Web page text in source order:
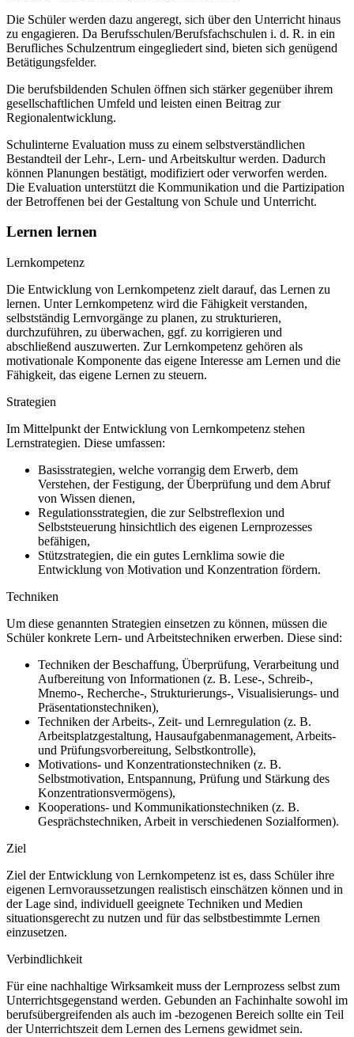
Die Schüler werden dazu angeregt, sich über den Unterricht hinaus
zu engagieren. Da Berufsschulen/Berufsfachschulen i. d. R. in ein
Berufliches Schulzentrum eingegliedert sind, bieten sich genügend
Betätigungsfelder.
Die berufsbildenden Schulen öffnen sich stärker gegenüber ihrem
gesellschaftlichen Umfeld und leisten einen Beitrag zur
Regionalentwicklung.
Schulinterne Evaluation muss zu einem selbstverständlichen
Bestandteil der Lehr-, Lern- und Arbeitskultur werden. Dadurch
können Planungen bestätigt, modifiziert oder verworfen werden.
Die Evaluation unterstützt die Kommunikation und die Partizipation
der Betroffenen bei der Gestaltung von Schule und Unterricht.
Lernen lernen
Lernkompetenz
Die Entwicklung von Lernkompetenz zielt darauf, das Lernen zu
lernen. Unter Lernkompetenz wird die Fähigkeit verstanden,
selbstständig Lernvorgänge zu planen, zu strukturieren,
durchzuführen, zu überwachen, ggf. zu korrigieren und
abschließend auszuwerten. Zur Lernkompetenz gehören als
motivationale Komponente das eigene Interesse am Lernen und die
Fähigkeit, das eigene Lernen zu steuern.
Strategien
Im Mittelpunkt der Entwicklung von Lernkompetenz stehen
Lernstrategien. Diese umfassen:
Basisstrategien, welche vorrangig dem Erwerb, dem
Verstehen, der Festigung, der Überprüfung und dem Abruf
von Wissen dienen,
Regulationsstrategien, die zur Selbstreflexion und
Selbststeuerung hinsichtlich des eigenen Lernprozesses
befähigen,
Stützstrategien, die ein gutes Lernklima sowie die
Entwicklung von Motivation und Konzentration fördern.
Techniken
Um diese genannten Strategien einsetzen zu können, müssen die
Schüler konkrete Lern- und Arbeitstechniken erwerben. Diese sind:
Techniken der Beschaffung, Überprüfung, Verarbeitung und
Aufbereitung von Informationen (z. B. Lese-, Schreib-,
Mnemo-, Recherche-, Strukturierungs-, Visualisierungs- und
Präsentationstechniken),
Techniken der Arbeits-, Zeit- und Lernregulation (z. B.
Arbeitsplatzgestaltung, Hausaufgabenmanagement, Arbeits-
und Prüfungsvorbereitung, Selbstkontrolle),
Motivations- und Konzentrationstechniken (z. B.
Selbstmotivation, Entspannung, Prüfung und Stärkung des
Konzentrationsvermögens),
Kooperations- und Kommunikationstechniken (z. B.
Gesprächstechniken, Arbeit in verschiedenen Sozialformen).
Ziel
Ziel der Entwicklung von Lernkompetenz ist es, dass Schüler ihre
eigenen Lernvoraussetzungen realistisch einschätzen können und in
der Lage sind, individuell geeignete Techniken und Medien
situationsgerecht zu nutzen und für das selbstbestimmte Lernen
einzusetzen.
Verbindlichkeit
Für eine nachhaltige Wirksamkeit muss der Lernprozess selbst zum
Unterrichtsgegenstand werden. Gebunden an Fachinhalte sowohl im
berufsübergreifenden als auch im -bezogenen Bereich sollte ein Teil
der Unterrichtszeit dem Lernen des Lernens gewidmet sein.